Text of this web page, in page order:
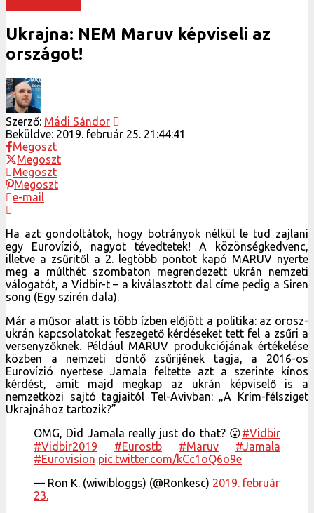
Ukrajna: NEM Maruv képviseli az
országot!
Szerző: Mádi Sándor
Beküldve: 2019. február 25. 21:44:41
Megoszt
Megoszt
Megoszt
Megoszt
e-mail
Ha azt gondoltátok, hogy botrányok nélkül le tud zajlani
egy Eurovízió, nagyot tévedtetek! A közönségkedvenc,
illetve a zsűritől a 2. legtöbb pontot kapó MARUV nyerte
meg a múlthét szombaton megrendezett ukrán nemzeti
válogatót, a Vidbir-t – a kiválasztott dal címe pedig a Siren
song (Egy szirén dala).
Már a műsor alatt is több ízben előjött a politika: az orosz-
ukrán kapcsolatokat feszegető kérdéseket tett fel a zsűri a
versenyzőknek. Például MARUV produkciójának értékelése
közben a nemzeti döntő zsűrijének tagja, a 2016-os
Eurovízió nyertese Jamala feltette azt a szerinte kínos
kérdést, amit majd megkap az ukrán képviselő is a
nemzetközi sajtó tagjaitól Tel-Avivban: „A Krím-félsziget
Ukrajnához tartozik?”
OMG, Did Jamala really just do that? 😮#Vidbir
#Vidbir2019
#Eurostb #Maruv
#Jamala
#Eurovision pic.twitter.com/kCc1oQ6o9e
— Ron K. (wiwibloggs) (@Ronkesc) 2019. február
23.